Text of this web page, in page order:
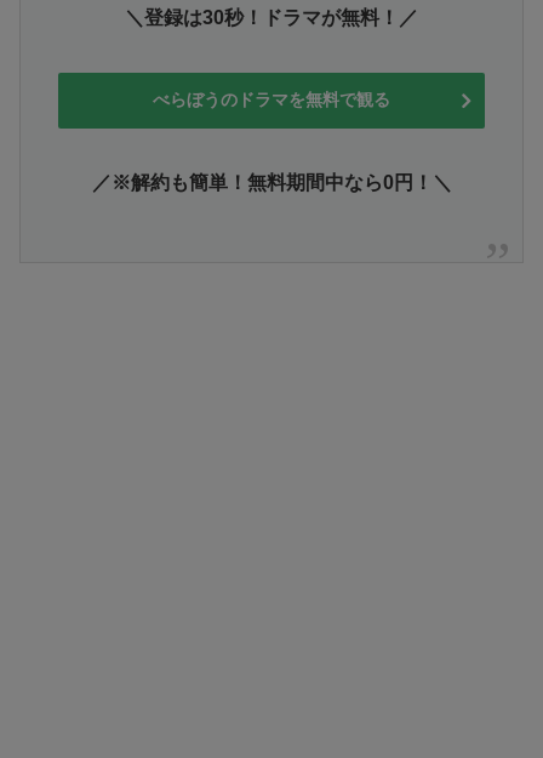
＼登録は30秒！ドラマが無料！／
べらぼうのドラマを無料で観る
／※解約も簡単！無料期間中なら0円！＼